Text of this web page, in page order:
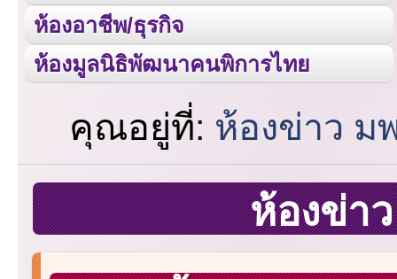
ห้องอาชีพ/ธุรกิจ
ห้องมูลนิธิพัฒนาคนพิการไทย
คุณอยู่ที่: ห้องข่าว
ห้องข่า